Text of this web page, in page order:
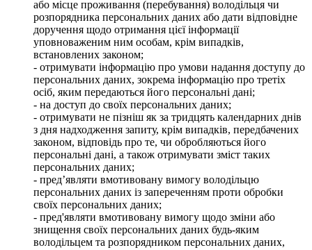
або місце проживання (перебування) володільця чи
розпорядника персональних даних або дати відповідне
доручення щодо отримання цієї інформації
уповноваженим ним особам, крім випадків,
встановлених законом;
- отримувати інформацію про умови надання доступу до
персональних даних, зокрема інформацію про третіх
осіб, яким передаються його персональні дані;
- на доступ до своїх персональних даних;
- отримувати не пізніш як за тридцять календарних днів
з дня надходження запиту, крім випадків, передбачених
законом, відповідь про те, чи обробляються його
персональні дані, а також отримувати зміст таких
персональних даних;
- пред’являти вмотивовану вимогу володільцю
персональних даних із запереченням проти обробки
своїх персональних даних;
- пред'являти вмотивовану вимогу щодо зміни або
знищення своїх персональних даних будь-яким
володільцем та розпорядником персональних даних,